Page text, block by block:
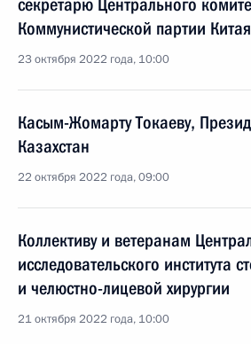
секретарю Центрального
Коммунистической партии Китая
23 октября 2022 года, 10:00
Касым-Жомарту Токаеву,
Казахстан
22 октября 2022 года, 09:00
Коллективу и ветеранам
исследовательского института
и челюстно-лицевой хирургии
21 октября 2022 года, 10:00